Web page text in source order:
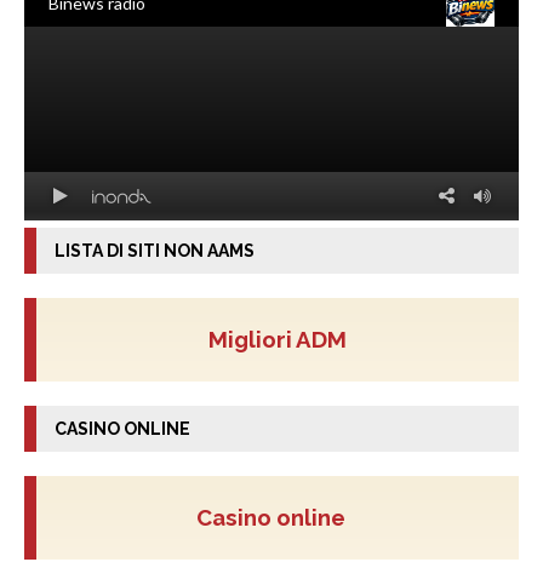
LISTA DI SITI NON AAMS
Migliori ADM
CASINO ONLINE
Casino online